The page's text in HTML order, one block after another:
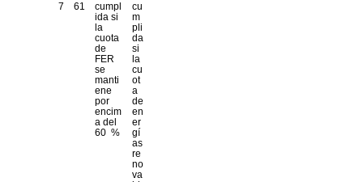
7
61
cumpl
ida si
la
cuota
de
FER
se
manti
ene
por
encim
a del
60 %
cu
m
pli
da
si
la
cu
ot
a
de
en
er
gí
as
re
no
va